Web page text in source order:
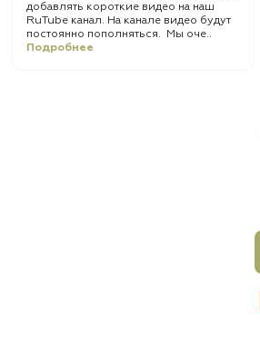
добавлять короткие видео на наш
RuTube канал. На канале видео будут
постоянно пополняться. Мы оче..
Подробнее